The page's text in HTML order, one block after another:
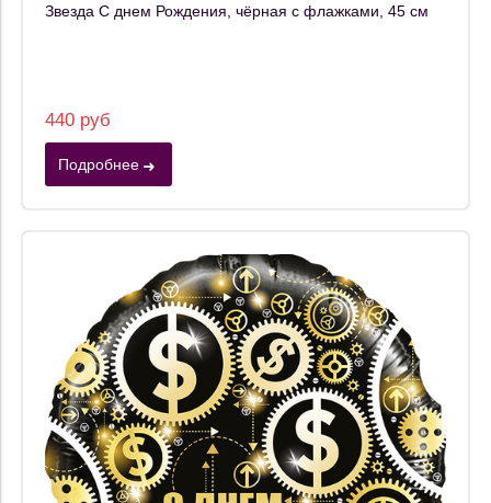
Звезда С днем Рождения, чёрная с флажками, 45 см
440 руб
Подробнее